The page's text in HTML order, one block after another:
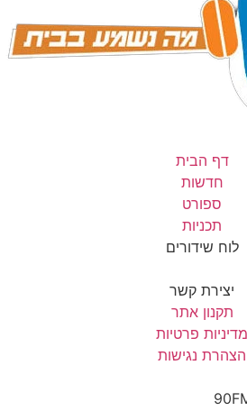
דף הבית
חדשות
ספורט
תכניות
לוח שידורים
יצירת קשר
תקנון אתר
מדיניות פרטיות
הצהרת נגישות